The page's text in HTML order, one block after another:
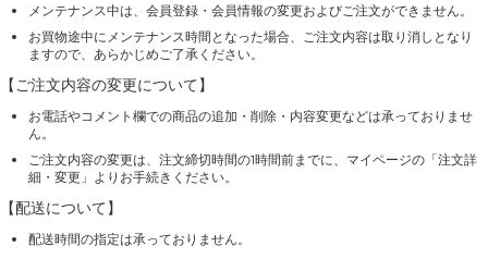
メンテナンス中は、会員登録・会員情報の変更およびご注文ができません。
お買物途中にメンテナンス時間となった場合、ご注文内容は取り消しとなり
ますので、あらかじめご了承ください。
【ご注文内容の変更について】
お電話やコメント欄での商品の追加・削除・内容変更などは承っておりませ
ん。
ご注文内容の変更は、注文締切時間の1時間前までに、マイページの「注文詳
細・変更」よりお手続きください。
【配送について】
配送時間の指定は承っておりません。